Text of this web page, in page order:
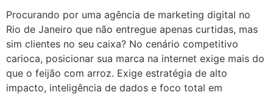
Procurando por uma agência de marketing digital no
Rio de Janeiro que não entregue apenas curtidas, mas
sim clientes no seu caixa? No cenário competitivo
carioca, posicionar sua marca na internet exige mais do
que o feijão com arroz. Exige estratégia de alto
impacto, inteligência de dados e foco total em